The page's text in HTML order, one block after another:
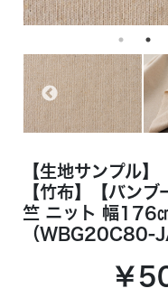
【生地サンプル】
【竹布】【バン
竺 ニット 幅176
（WBG20C80-
￥